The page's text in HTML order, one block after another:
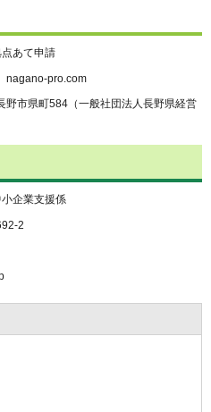
あて申請
nagano-pro.com
市県町584（一般社団法人長野県経営
企業支援係
2